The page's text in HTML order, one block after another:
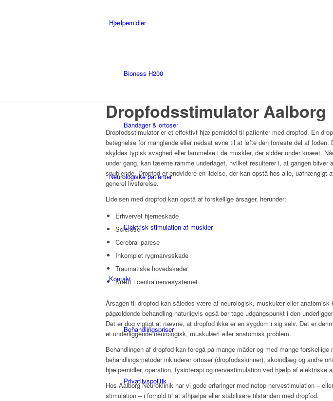
Hjælpemidler
Bioness H200
Bandager & ortoser
Neurologiske patienter
Elektrisk stimulation af muskler
Kontakt
Behandlingspriser
Privatlivspolitik
Dropfodsstimulator Aalborg
Dropfodsstimulator er et effektivt hjælpemiddel til patienter med dropfod. En
betegnelse for manglende eller nedsat evne til at løfte den forreste del af foden.
skyldes typisk svaghed eller lammelse i de muskler, der sidder under knæet.
under gang, kan tæerne ramme underlaget, hvilket resulterer i, at gangen bliver
snublende. Dropfod er endvidere en lidelse, der kan opstå hos alle, uafhængigt
generel livsførelse.
Lidelsen med dropfod kan opstå af forskellige årsager, herunder:
Erhvervet hjerneskade
Sclerose
Cerebral parese
Inkomplet rygmarvsskade
Traumatiske hovedskader
Kræft i centralnervesystemet
Årsagen til dropfod kan således være af neurologisk, muskulær eller anatomisk
pågældende behandling naturligvis også bør tage udgangspunkt i den
Det er dog vigtigt at nævne, at dropfod ikke er en sygdom i sig selv. Det er
et underliggende neurologisk, muskulært eller anatomisk problem.
Behandlingen af dropfod kan foregå på mange måder og med mange
behandlingsmetoder inkluderer ortoser (dropfodsskinner), skoindlæg og andre
hjælpemidler, operation, fysioterapi og nervestimulation ved hjælp af elektriske
Hos Aalborg Neuroklinik har vi gode erfaringer med netop nervestimulation –
stimulation – i forhold til at afhjælpe eller stabilisere tilstanden med dropfod.